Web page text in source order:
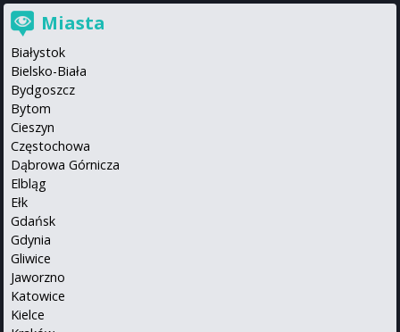
Miasta
Białystok
Bielsko-Biała
Bydgoszcz
Bytom
Cieszyn
Częstochowa
Dąbrowa Górnicza
Elbląg
Ełk
Gdańsk
Gdynia
Gliwice
Jaworzno
Katowice
Kielce